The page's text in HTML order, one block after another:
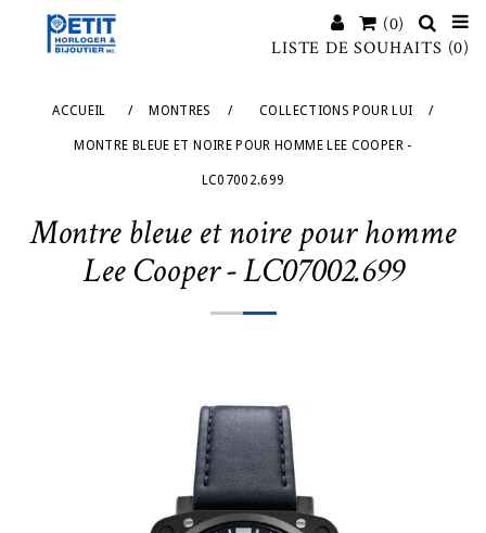
(0)
LISTE DE SOUHAITS (0)
ACCUEIL / MONTRES / COLLECTIONS POUR LUI /
MONTRE BLEUE ET NOIRE POUR HOMME LEE COOPER -
LC07002.699
Montre bleue et noire pour homme
Lee Cooper - LC07002.699